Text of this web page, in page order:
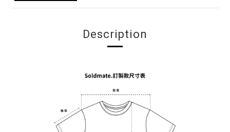
Description